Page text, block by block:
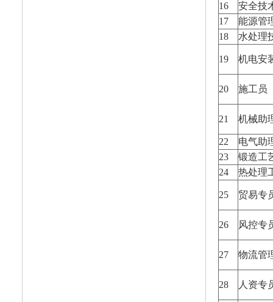
16
安全技
17
能源管
18
水处理
19 机电安
20 施工员
21 机械助
22
电气助
23
锻造工
24
热处理
25 贸易专
26 风控专
27 物流管
28 人资专